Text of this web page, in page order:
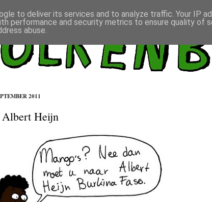
2011
Heijn
to deliver its services and to analyze traffic. Your IP
performance and security metrics to ensure quality of
abuse.